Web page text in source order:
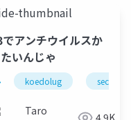
でアンチウイルスか
いんじゃ
koedolug security
Taro
4.9K